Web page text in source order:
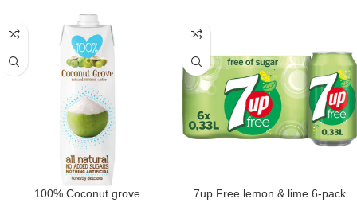
100% Coconut grove 7up Free lemon & lime 6-pack